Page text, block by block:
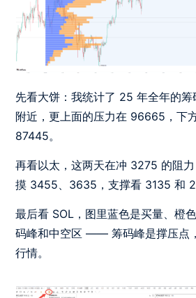
先看大饼：我统计了 25 年全年的
附近，更上面的压力在 96665，下
87445。
再看以太，这两天在冲 3275 的阻
摸 3455、3635，支撑看 3135 和
最后看 SOL，图里蓝色是买量、橙
码峰和中空区 —— 筹码峰是撑压点
行情。